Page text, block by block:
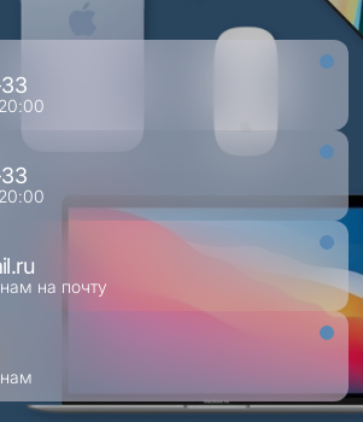
на почту